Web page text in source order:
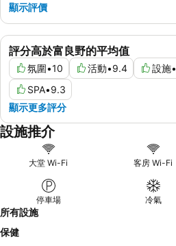
評分高於富良野的平均值
氛圍•10 活動•9.4 設施•
SPA•9.3
顯示更多評分
顯示評價
設施推介
大堂 Wi-Fi 客房 Wi-Fi
停車場 冷氣
所有設施
保健